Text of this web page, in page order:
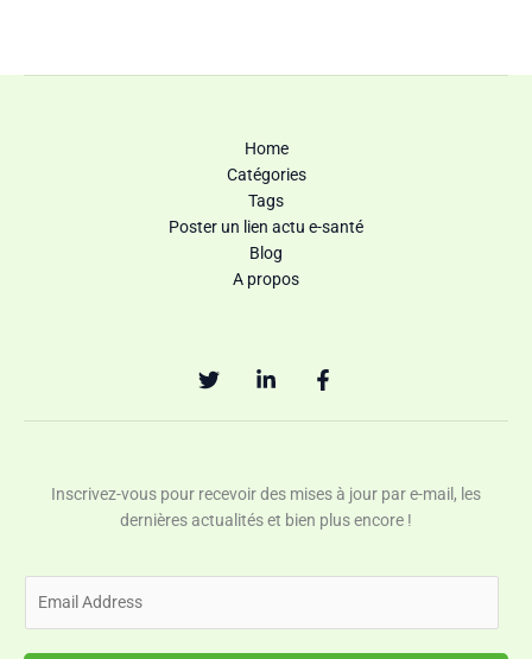
Home
Catégories
Tags
Poster un lien actu e-santé
Blog
A propos
Inscrivez-vous pour recevoir des mises à jour par e-mail, les
dernières actualités et bien plus encore !